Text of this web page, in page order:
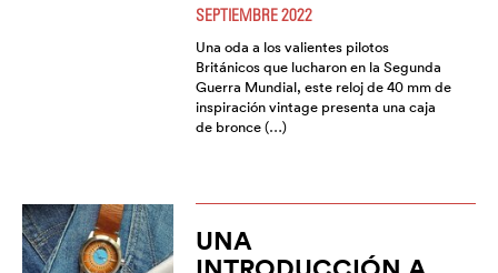
SEPTIEMBRE 2022
Una oda a los valientes pilotos
Británicos que lucharon en la Segunda
Guerra Mundial, este reloj de 40 mm de
inspiración vintage presenta una caja
de bronce (…)
UNA